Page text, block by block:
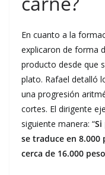
En cuanto a la
explicaron de forma
producto desde que
plato. Rafael detalló
una progresión
cortes. El dirigente
siguiente manera: “Si
se traduce en 8.000
cerca de 16.000